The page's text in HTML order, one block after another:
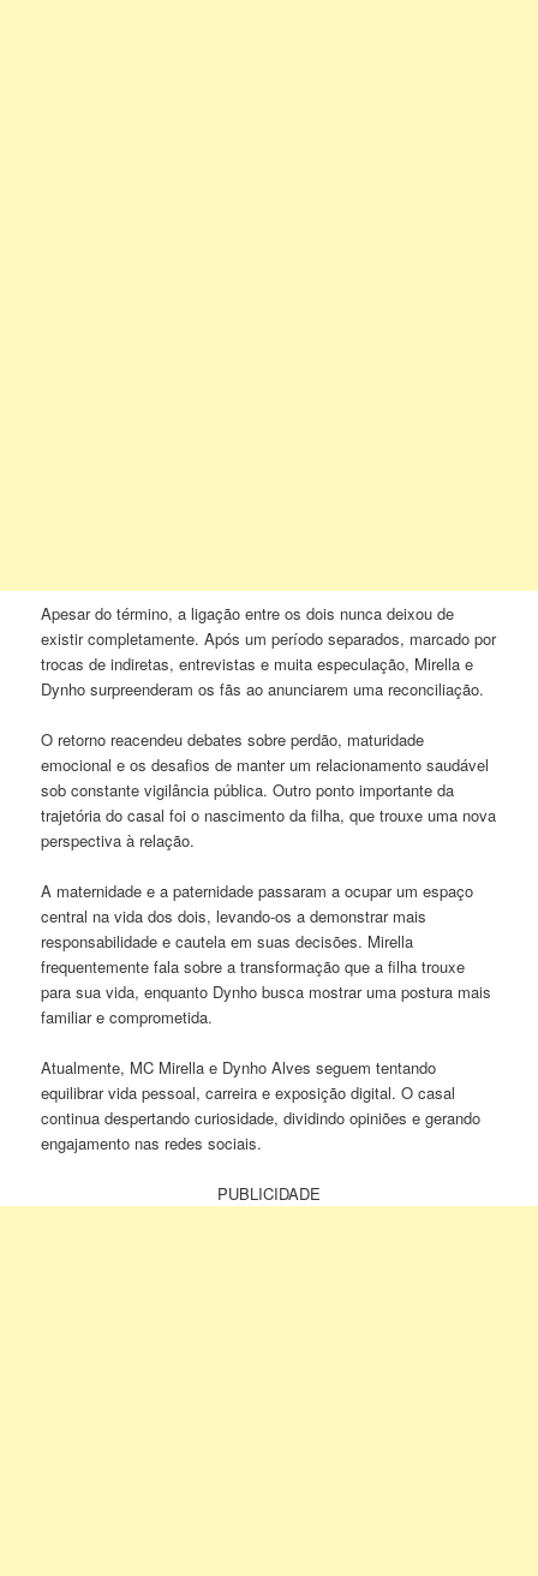
Apesar do término, a ligação entre os dois nunca deixou de
existir completamente. Após um período separados, marcado por
trocas de indiretas, entrevistas e muita especulação, Mirella e
Dynho surpreenderam os fãs ao anunciarem uma reconciliação.
O retorno reacendeu debates sobre perdão, maturidade
emocional e os desafios de manter um relacionamento saudável
sob constante vigilância pública. Outro ponto importante da
trajetória do casal foi o nascimento da filha, que trouxe uma nova
perspectiva à relação.
A maternidade e a paternidade passaram a ocupar um espaço
central na vida dos dois, levando-os a demonstrar mais
responsabilidade e cautela em suas decisões. Mirella
frequentemente fala sobre a transformação que a filha trouxe
para sua vida, enquanto Dynho busca mostrar uma postura mais
familiar e comprometida.
Atualmente, MC Mirella e Dynho Alves seguem tentando
equilibrar vida pessoal, carreira e exposição digital. O casal
continua despertando curiosidade, dividindo opiniões e gerando
engajamento nas redes sociais.
PUBLICIDADE